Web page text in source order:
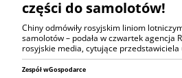
części do samolotów!
Chiny odmówiły rosyjskim liniom
samolotów – podała w czwartek agencja
rosyjskie media, cytujące
Zespół wGospodarce